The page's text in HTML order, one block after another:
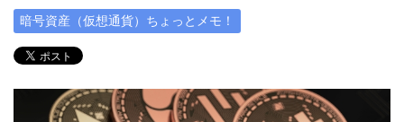
暗号資産（仮想通貨）ちょっとメモ！